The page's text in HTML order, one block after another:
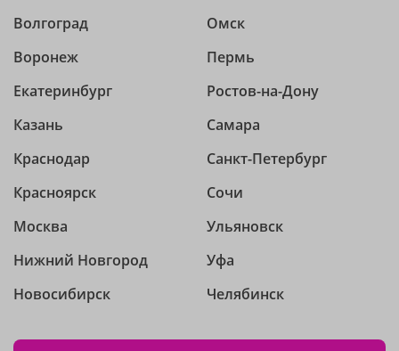
Волгоград
Воронеж
Екатеринбург
Казань
Краснодар
Красноярск
Москва
Нижний Новгород
Новосибирск
Омск
Пермь
Ростов-на-Дону
Самара
Санкт-Петербург
Сочи
Ульяновск
Уфа
Челябинск